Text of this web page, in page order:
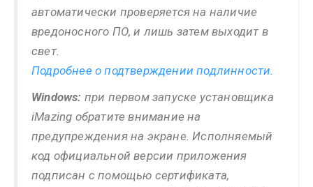
автоматически проверяется на наличие
вредоносного ПО, и лишь затем выходит в
свет.
Подробнее о подтверждении подлинности.
Windows: при первом запуске установщика
iMazing обратите внимание на
предупреждения на экране. Исполняемый
код официальной версии приложения
подписан с помощью сертификата,